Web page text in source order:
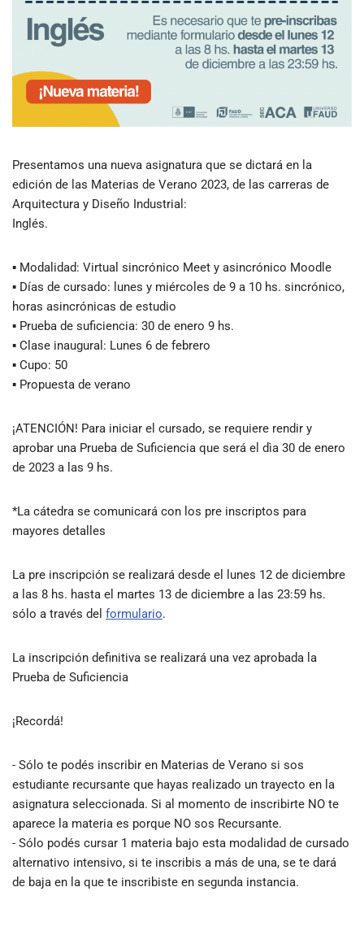
Presentamos una nueva asignatura que se dictará en la
edición de las Materias de Verano 2023, de las carreras de
Arquitectura y Diseño Industrial:
Inglés.
▪ Modalidad: Virtual sincrónico Meet y asincrónico Moodle
▪ Días de cursado: lunes y miércoles de 9 a 10 hs. sincrónico,
horas asincrónicas de estudio
▪ Prueba de suficiencia: 30 de enero 9 hs.
▪ Clase inaugural: Lunes 6 de febrero
▪ Cupo: 50
▪ Propuesta de verano
¡ATENCIÓN! Para iniciar el cursado, se requiere rendir y
aprobar una Prueba de Suficiencia que será el dìa 30 de enero
de 2023 a las 9 hs.
*La cátedra se comunicará con los pre inscriptos para
mayores detalles
La pre inscripción se realizará desde el lunes 12 de diciembre
a las 8 hs. hasta el martes 13 de diciembre a las 23:59 hs.
sólo a través del formulario.
La inscripción definitiva se realizará una vez aprobada la
Prueba de Suficiencia
¡Recordá!
- Sólo te podés inscribir en Materias de Verano si sos
estudiante recursante que hayas realizado un trayecto en la
asignatura seleccionada. Si al momento de inscribirte NO te
aparece la materia es porque NO sos Recursante.
- Sólo podés cursar 1 materia bajo esta modalidad de cursado
alternativo intensivo, si te inscribis a más de una, se te dará
de baja en la que te inscribiste en segunda instancia.